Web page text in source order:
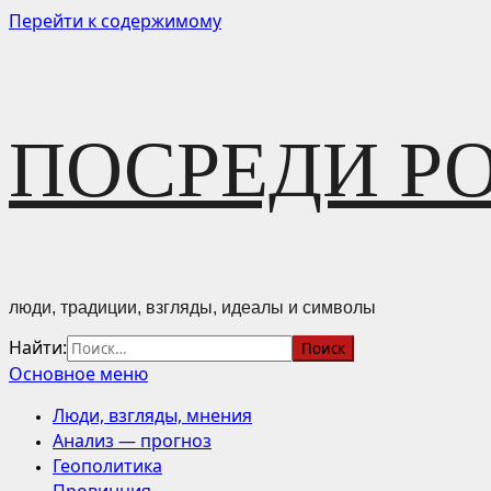
Перейти к содержимому
ПОСРЕДИ
люди, традиции, взгляды, идеалы и символы
Найти:
Основное меню
Люди, взгляды, мнения
Анализ — прогноз
Геополитика